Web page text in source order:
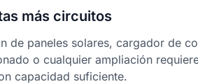
más circuitos
de paneles solares, cargador de
o cualquier ampliación
capacidad suficiente.